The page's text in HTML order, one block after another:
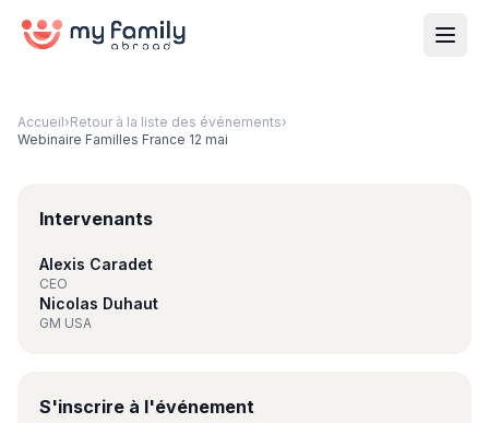
Accueil›Retour à la liste des événements›
Webinaire Familles France 12 mai
Intervenants
Alexis Caradet
CEO
Nicolas Duhaut
GM USA
S'inscrire à l'événement